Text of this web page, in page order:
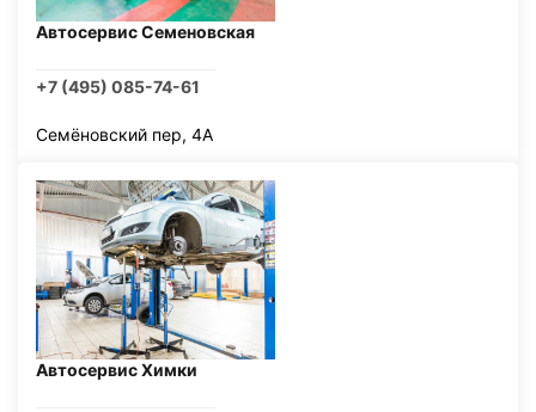
Автосервис Семеновская
+7 (495) 085-74-61
Семёновский пер, 4А
Автосервис Химки